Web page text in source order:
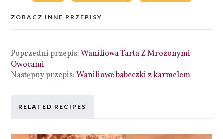
ZOBACZ INNE PRZEPISY
Poprzedni przepis:Waniliowa Tarta Z Mrożonymi
Owocami
Następny przepis:Waniliowe babeczki z karmelem
RELATED RECIPES